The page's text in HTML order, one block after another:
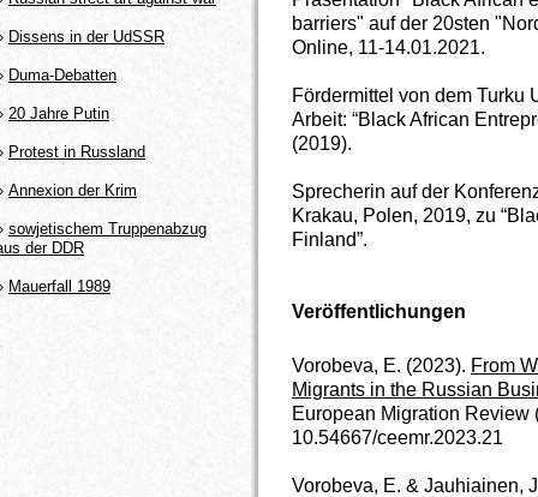
barriers" auf der 20sten
Online, 11-14.01.2021.
Fördermittel von dem Turku
Arbeit: “Black African
(2019).
Sprecherin auf der
Krakau, Polen, 2019, zu
Finland”.
Veröffentlichungen
Vorobeva, E. (2023). From
Migrants in the Russian
European Migration Review
10.54667/ceemr.2023.21
Vorobeva, E. & Jauhiainen,
Dissens in der UdSSR
Duma-Debatten
20 Jahre Putin
Protest in Russland
Annexion der Krim
sowjetischem Truppenabzug
der DDR
Mauerfall 1989